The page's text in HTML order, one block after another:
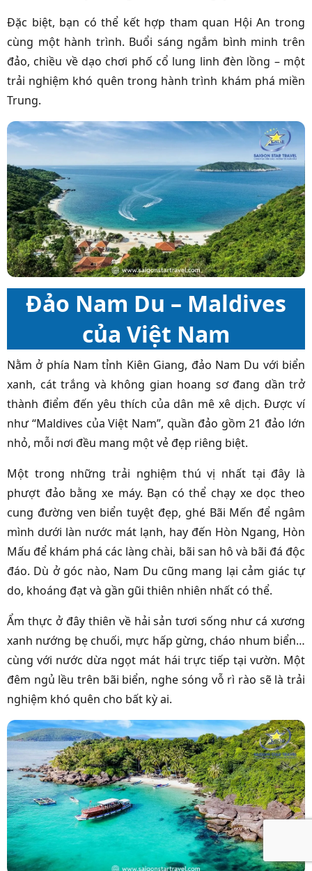
Đặc biệt, bạn có thể kết hợp tham quan Hội An trong
cùng một hành trình. Buổi sáng ngắm bình minh trên
đảo, chiều về dạo chơi phố cổ lung linh đèn lồng – một
trải nghiệm khó quên trong hành trình khám phá miền
Trung.
Đảo Nam Du – Maldives
của Việt Nam
Nằm ở phía Nam tỉnh Kiên Giang, đảo Nam Du với biển
xanh, cát trắng và không gian hoang sơ đang dần trở
thành điểm đến yêu thích của dân mê xê dịch. Được ví
như “Maldives của Việt Nam”, quần đảo gồm 21 đảo lớn
nhỏ, mỗi nơi đều mang một vẻ đẹp riêng biệt.
Một trong những trải nghiệm thú vị nhất tại đây là
phượt đảo bằng xe máy. Bạn có thể chạy xe dọc theo
cung đường ven biển tuyệt đẹp, ghé Bãi Mến để ngâm
mình dưới làn nước mát lạnh, hay đến Hòn Ngang, Hòn
Mấu để khám phá các làng chài, bãi san hô và bãi đá độc
đáo. Dù ở góc nào, Nam Du cũng mang lại cảm giác tự
do, khoáng đạt và gần gũi thiên nhiên nhất có thể.
Ẩm thực ở đây thiên về hải sản tươi sống như cá xương
xanh nướng bẹ chuối, mực hấp gừng, cháo nhum biển…
cùng với nước dừa ngọt mát hái trực tiếp tại vườn. Một
đêm ngủ lều trên bãi biển, nghe sóng vỗ rì rào sẽ là trải
nghiệm khó quên cho bất kỳ ai.